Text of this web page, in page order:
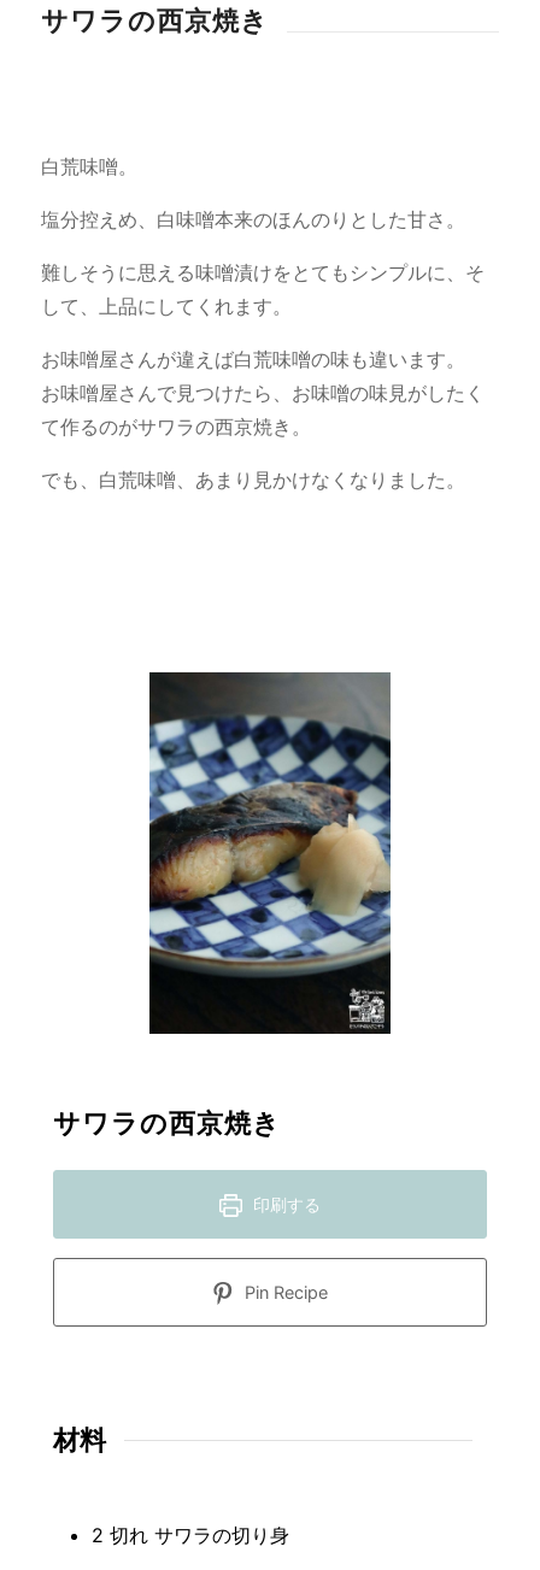
サワラの西京焼き
白荒味噌。
塩分控えめ、白味噌本来のほんのりとした甘さ。
難しそうに思える味噌漬けをとてもシンプルに、そ
して、上品にしてくれます。
お味噌屋さんが違えば白荒味噌の味も違います。
お味噌屋さんで見つけたら、お味噌の味見がしたく
て作るのがサワラの西京焼き。
でも、白荒味噌、あまり見かけなくなりました。
サワラの西京焼き
印刷する
Pin Recipe
材料
2 切れ サワラの切り身